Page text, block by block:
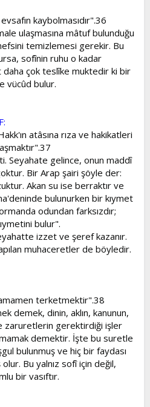
kaybolmasıdır".36
ulaşmasına mâtuf bulunduğu
temizlemesi gerekir. Bu
sofînin ruhu o kadar
çok teslîke muktedir ki bir
vücûd bulur.
atâsına rıza ve hakikatleri
Seyahate gelince, onun maddî
Bir Arap şairi şöyle der:
Akan su ise berraktır ve
bulunurken bir kıymet
odundan farksızdır;
bulur".
izzet ve şeref kazanır.
muhaceretler de böyledir.
terketmektir".38
demek, dinin, aklın, kanunun,
zaruretlerin gerektirdiği işler
demektir. İşte bu suretle
bulunmuş ve hiç bir faydası
Bu yalnız sofî için değil,
bir vasıftır.